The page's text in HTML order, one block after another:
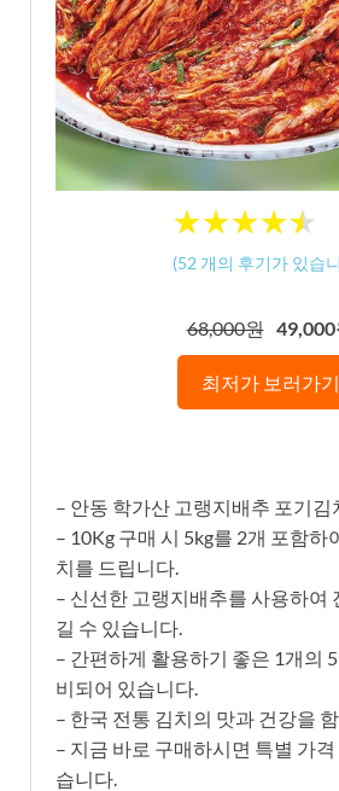
★★★★★
★★★★★
(52 개의 후기가 있습
68,000원 49,000
최저가 보러가기
– 안동 학가산 고랭지배추 포기
– 10Kg 구매 시 5kg를 2개 포함하
치를 드립니다.
– 신선한 고랭지배추를 사용하여
길 수 있습니다.
– 간편하게 활용하기 좋은 1개의
비되어 있습니다.
– 한국 전통 김치의 맛과 건강을
– 지금 바로 구매하시면 특별 가
습니다.